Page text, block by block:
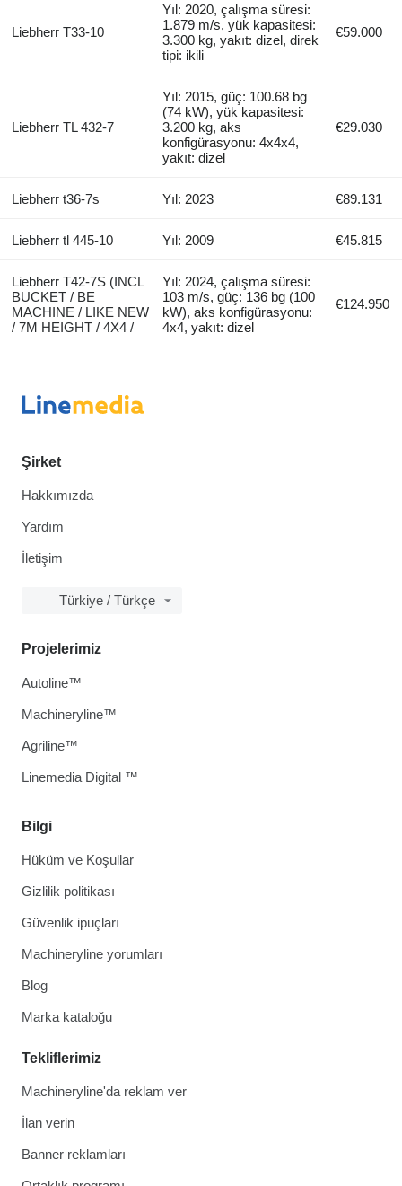
Liebherr T33-10
Yıl: 2020, çalışma süresi:
1.879 m/s, yük kapasitesi:
3.300 kg, yakıt: dizel, direk
tipi: ikili
€59.000
Liebherr TL 432-7
Yıl: 2015, güç: 100.68 bg
(74 kW), yük kapasitesi:
3.200 kg, aks
konfigürasyonu: 4x4x4,
yakıt: dizel
€29.030
Liebherr t36-7s Yıl: 2023 €89.131
Liebherr tl 445-10 Yıl: 2009 €45.815
Liebherr T42-7S (INCL
BUCKET / BE
MACHINE / LIKE NEW
/ 7M HEIGHT / 4X4 /
Yıl: 2024, çalışma süresi:
103 m/s, güç: 136 bg (100
kW), aks konfigürasyonu:
4x4, yakıt: dizel
€124.950
Şirket
Hakkımızda
Yardım
İletişim
Türkiye / Türkçe
Bilgi
Hüküm ve Koşullar
Gizlilik politikası
Güvenlik ipuçları
Machineryline yorumları
Blog
Marka kataloğu
Tekliflerimiz
Machineryline'da reklam ver
İlan verin
Banner reklamları
Projelerimiz
Autoline™
Machineryline™
Agriline™
Linemedia Digital ™